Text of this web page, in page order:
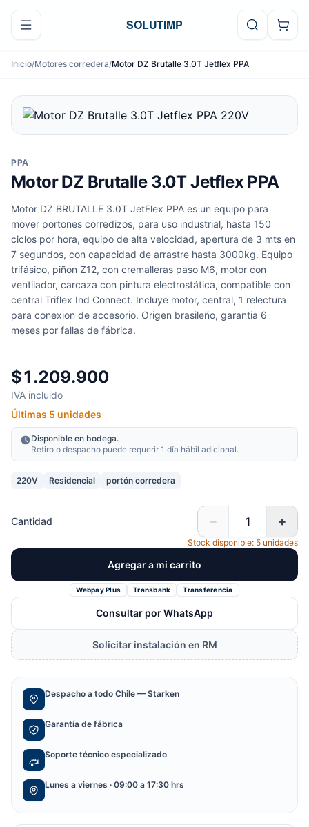
Ir al contenido
SOLUTIMP
Inicio/Motores corredera/Motor DZ Brutalle 3.0T Jetflex PPA
PPA
Motor DZ Brutalle 3.0T Jetflex PPA
Motor DZ BRUTALLE 3.0T JetFlex PPA es un equipo para
mover portones corredizos, para uso industrial, hasta 150
ciclos por hora, equipo de alta velocidad, apertura de 3 mts en
7 segundos, con capacidad de arrastre hasta 3000kg. Equipo
trifásico, piñon Z12, con cremalleras paso M6, motor con
ventilador, carcaza con pintura electrostática, compatible con
central Triflex Ind Connect. Incluye motor, central, 1 relectura
para conexion de accesorio. Origen brasileño, garantia 6
meses por fallas de fábrica.
$1.209.900
IVA incluido
Últimas 5 unidades
Disponible en bodega.
Retiro o despacho puede requerir 1 día hábil adicional.
220V Residencial portón corredera
Cantidad − +
Stock disponible: 5 unidades
Agregar a mi carrito
Webpay Plus Transbank Transferencia
Consultar por WhatsApp
Solicitar instalación en RM
Despacho a todo Chile — Starken
Garantía de fábrica
Soporte técnico especializado
Lunes a viernes · 09:00 a 17:30 hrs